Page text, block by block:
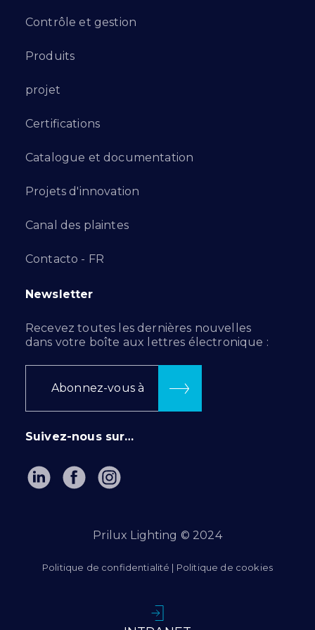
Contrôle et gestion
Produits
projet
Certifications
Catalogue et documentation
Projets d'innovation
Canal des plaintes
Contacto - FR
Newsletter
Recevez toutes les dernières nouvelles
dans votre boîte aux lettres électronique :
Abonnez-vous à
Suivez-nous sur…
Prilux Lighting © 2024
Politique de confidentialité | Politique de cookies